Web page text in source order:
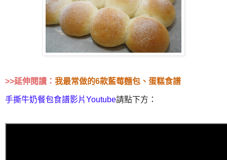
>>延伸閱讀： 我最常做的6款藍莓麵包、蛋糕食譜
手撕牛奶餐包食譜影片Youtube請點下方：